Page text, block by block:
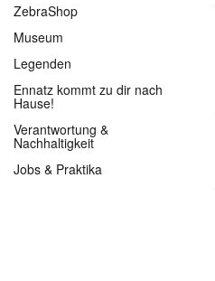
ZebraShop
Museum
Legenden
Ennatz kommt zu dir nach
Hause!
Verantwortung &
Nachhaltigkeit
Jobs & Praktika